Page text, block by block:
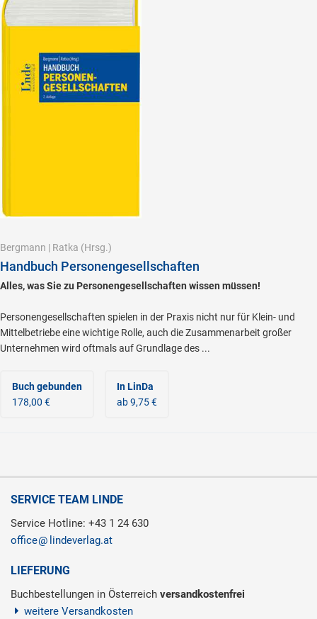
Bergmann | Ratka (Hrsg.)
Handbuch Personengesellschaften
Alles, was Sie zu Personengesellschaften wissen müssen!
Personengesellschaften spielen in der Praxis nicht nur für Klein- und
Mittelbetriebe eine wichtige Rolle, auch die Zusammenarbeit großer
Unternehmen wird oftmals auf Grundlage des ...
Buch gebunden
178,00 €
In LinDa
ab 9,75 €
SERVICE TEAM LINDE
Service Hotline: +43 1 24 630
office
lindeverlag.at
LIEFERUNG
Buchbestellungen in Österreich versandkostenfrei
weitere Versandkosten